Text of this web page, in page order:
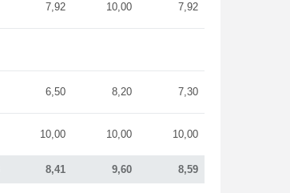
8,41 9,60 8,59
7,92 10,00 7,92
6,50 8,20 7,30
10,00 10,00 10,00